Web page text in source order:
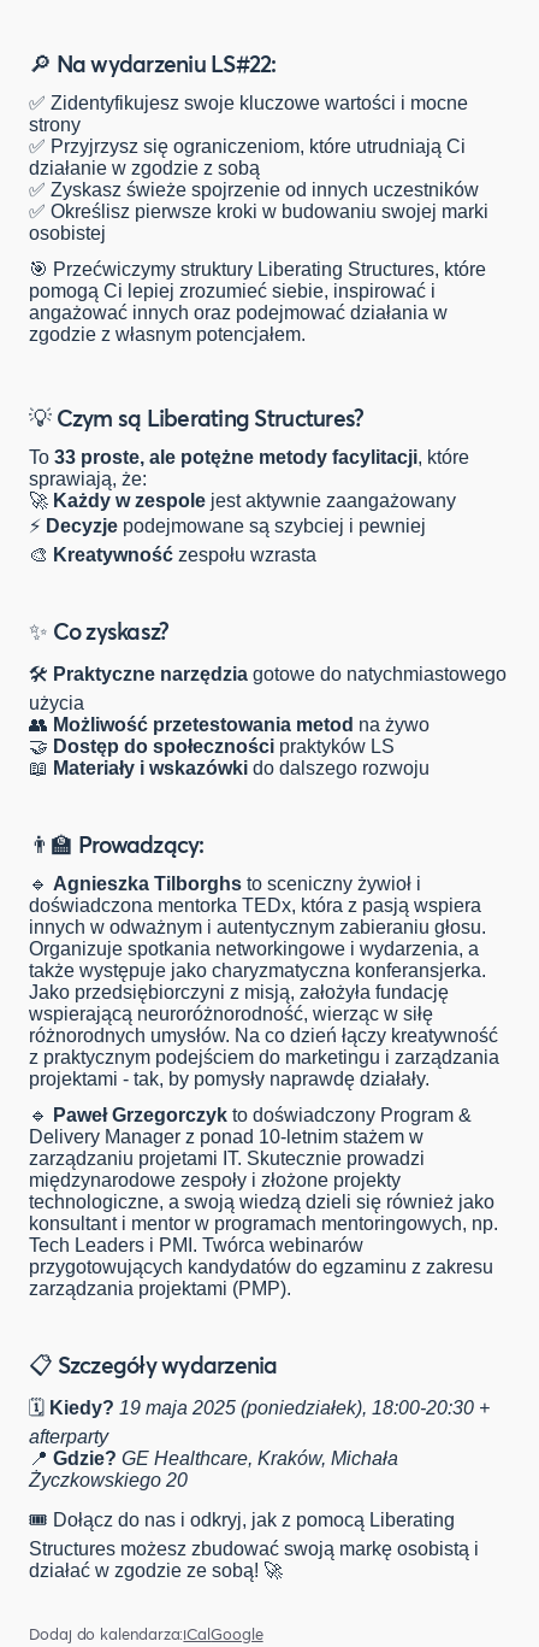
🔎 Na wydarzeniu LS#22:
✅ Zidentyfikujesz swoje kluczowe wartości i mocne
strony
✅ Przyjrzysz się ograniczeniom, które utrudniają Ci
działanie w zgodzie z sobą
✅ Zyskasz świeże spojrzenie od innych uczestników
✅ Określisz pierwsze kroki w budowaniu swojej marki
osobistej
🎯 Przećwiczymy struktury Liberating Structures, które
pomogą Ci lepiej zrozumieć siebie, inspirować i
angażować innych oraz podejmować działania w
zgodzie z własnym potencjałem.
💡 Czym są Liberating Structures?
To 33 proste, ale potężne metody facylitacji, które
sprawiają, że:
🚀 Każdy w zespole jest aktywnie zaangażowany
⚡ Decyzje podejmowane są szybciej i pewniej
🎨 Kreatywność zespołu wzrasta
✨ Co zyskasz?
🛠️ Praktyczne narzędzia gotowe do natychmiastowego
użycia
👥 Możliwość przetestowania metod na żywo
🤝 Dostęp do społeczności praktyków LS
📖 Materiały i wskazówki do dalszego rozwoju
👨🏫 Prowadzący:
🔹 Agnieszka Tilborghs to sceniczny żywioł i
doświadczona mentorka TEDx, która z pasją wspiera
innych w odważnym i autentycznym zabieraniu głosu.
Organizuje spotkania networkingowe i wydarzenia, a
także występuje jako charyzmatyczna konferansjerka.
Jako przedsiębiorczyni z misją, założyła fundację
wspierającą neuroróżnorodność, wierząc w siłę
różnorodnych umysłów. Na co dzień łączy kreatywność
z praktycznym podejściem do marketingu i zarządzania
projektami - tak, by pomysły naprawdę działały.
🔹
Paweł Grzegorczyk to doświadczony Program &
Delivery Manager z ponad 10-letnim stażem w
zarządzaniu projetami IT. Skutecznie prowadzi
międzynarodowe zespoły i złożone projekty
technologiczne, a swoją wiedzą dzieli się również jako
konsultant i mentor w programach mentoringowych, np.
Tech Leaders i PMI. Twórca webinarów
przygotowujących kandydatów do egzaminu z zakresu
zarządzania projektami (PMP).
📋 Szczegóły wydarzenia
🗓️ Kiedy? 19 maja 2025 (poniedziałek), 18:00-20:30 +
afterparty
📍 Gdzie? GE Healthcare, Kraków, Michała
Życzkowskiego 20
🎟️ Dołącz do nas i odkryj, jak z pomocą Liberating
Structures możesz zbudować swoją markę osobistą i
działać w zgodzie ze sobą! 🚀
Dodaj do kalendarza:iCalGoogle